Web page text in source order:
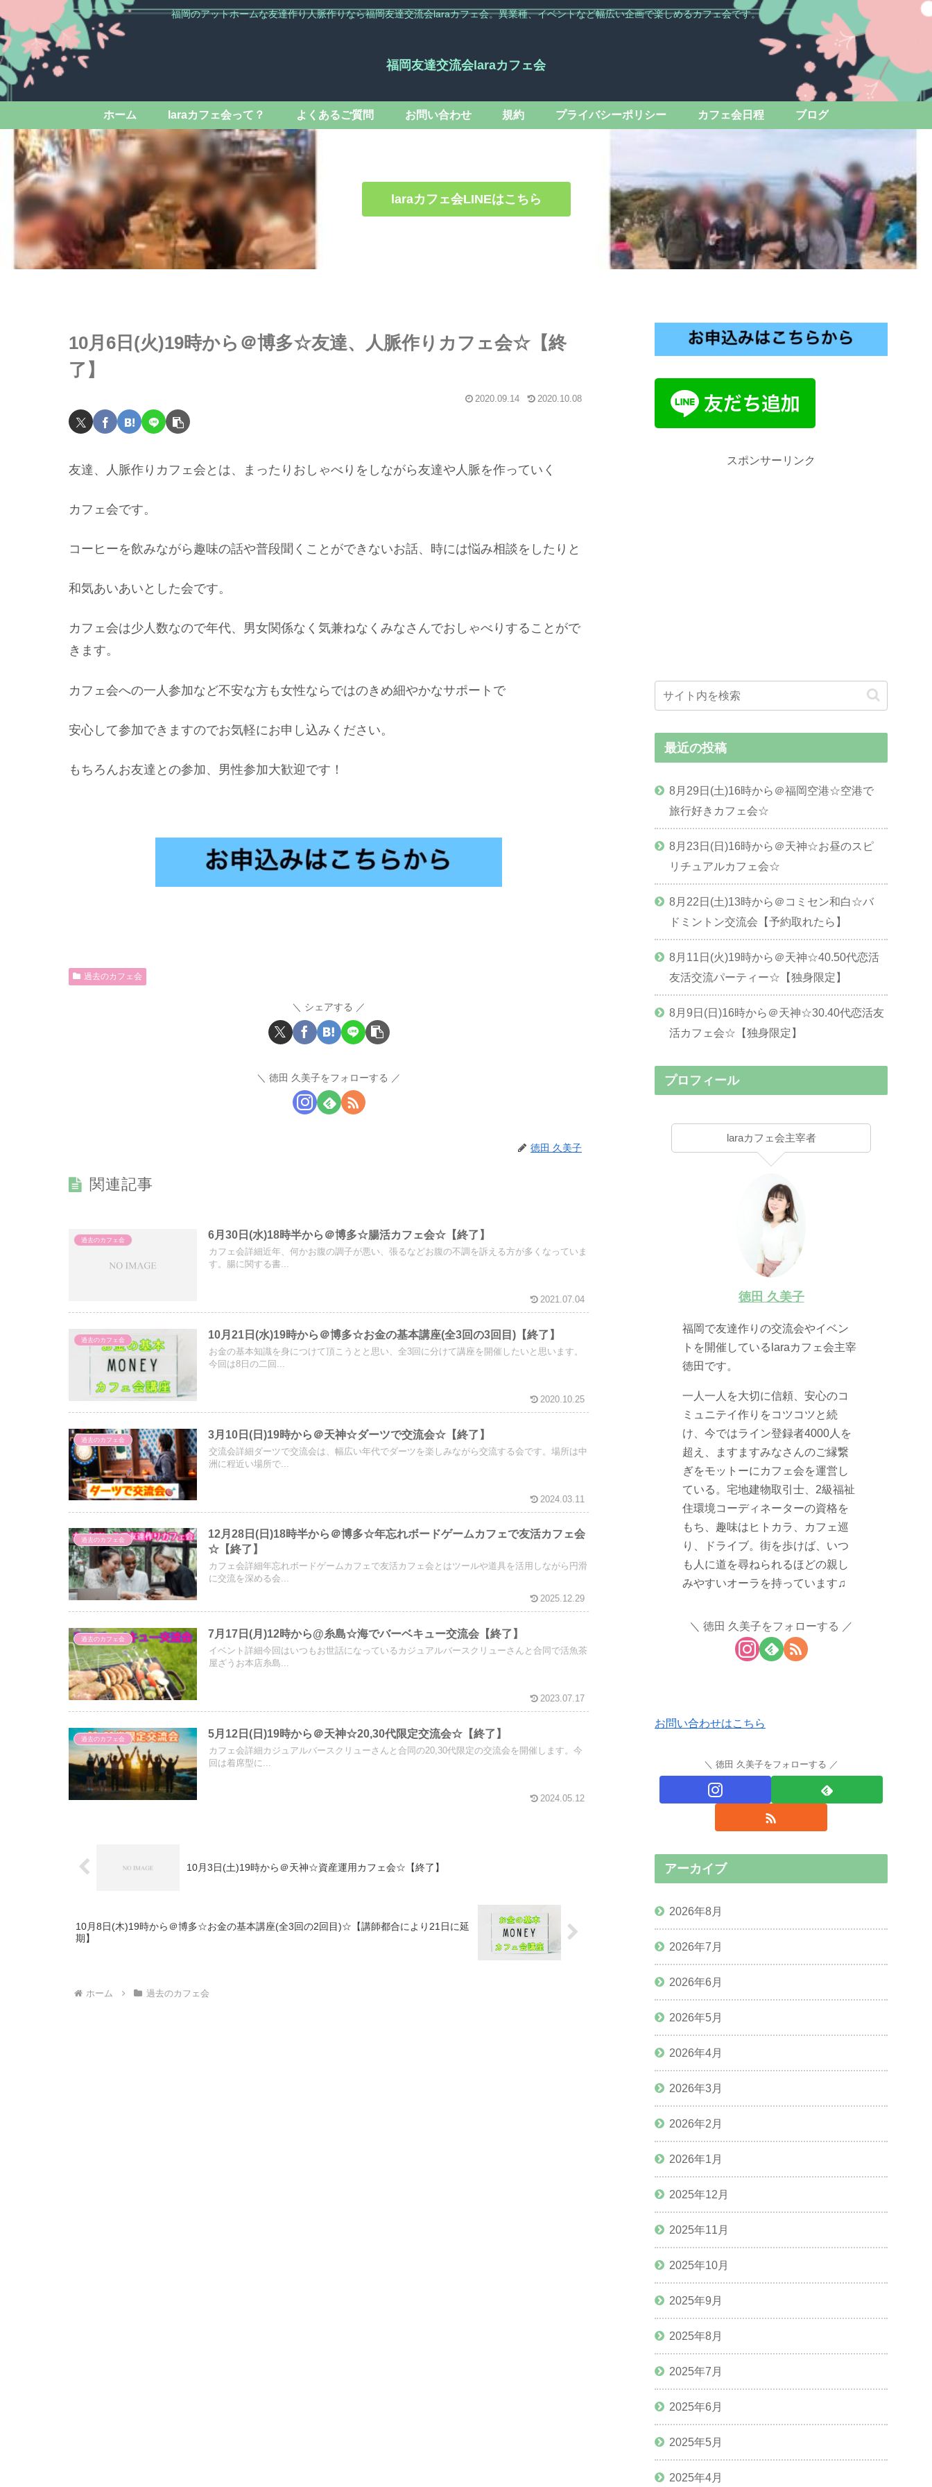
福岡のアットホームな友達作り人脈作りなら福岡友達交流会laraカフェ会。異業種、イベントなど幅広い企画で楽しめるカフェ会です。
福岡友達交流会laraカフェ会
ホーム laraカフェ会って？ よくあるご質問 お問い合わせ 規約 プライバシーポリシー カフェ会日程 ブログ
laraカフェ会LINEはこちら
10月6日(火)19時から＠博多☆友達、人脈作りカフェ会☆【終
了】
2020.09.14 2020.10.08
友達、人脈作りカフェ会とは、まったりおしゃべりをしながら友達や人脈を作っていく
カフェ会です。
コーヒーを飲みながら趣味の話や普段聞くことができないお話、時には悩み相談をしたりと
和気あいあいとした会です。
カフェ会は少人数なので年代、男女関係なく気兼ねなくみなさんでおしゃべりすることがで
きます。
カフェ会への一人参加など不安な方も女性ならではのきめ細やかなサポートで
安心して参加できますのでお気軽にお申し込みください。
もちろんお友達との参加、男性参加大歓迎です！
過去のカフェ会
シェアする
徳田 久美子をフォローする
徳田 久美子
関連記事
過去のカフェ会 6月30日(水)18時半から＠博多☆腸活カフェ会☆【終了】
カフェ会詳細近年、何かお腹の調子が悪い、張るなどお腹の不調を訴える方が多くなっていま
す。腸に関する書...
2021.07.04
過去のカフェ会 10月21日(水)19時から＠博多☆お金の基本講座(全3回の3回目)【終了】
お金の基本知識を身につけて頂こうとと思い、全3回に分けて講座を開催したいと思います。
今回は8日の二回...
2020.10.25
過去のカフェ会 3月10日(日)19時から＠天神☆ダーツで交流会☆【終了】
交流会詳細ダーツで交流会は、幅広い年代でダーツを楽しみながら交流する会です。場所は中
洲に程近い場所で...
2024.03.11
過去のカフェ会
12月28日(日)18時半から＠博多☆年忘れボードゲームカフェで友活カフェ会
☆【終了】
カフェ会詳細年忘れボードゲームカフェで友活カフェ会とはツールや道具を活用しながら円滑
に交流を深める会...
2025.12.29
過去のカフェ会 7月17日(月)12時から@糸島☆海でバーベキュー交流会【終了】
イベント詳細今回はいつもお世話になっているカジュアルバースクリューさんと合同で活魚茶
屋ざうお本店糸島...
2023.07.17
過去のカフェ会 5月12日(日)19時から＠天神☆20,30代限定交流会☆【終了】
カフェ会詳細カジュアルバースクリューさんと合同の20,30代限定の交流会を開催します。今
回は着席型に...
2024.05.12
10月3日(土)19時から＠天神☆資産運用カフェ会☆【終了】
10月8日(木)19時から＠博多☆お金の基本講座(全3回の2回目)☆【講師都合により21日に延
期】
ホーム 過去のカフェ会
スポンサーリンク
最近の投稿
8月29日(土)16時から＠福岡空港☆空港で
旅行好きカフェ会☆
8月23日(日)16時から＠天神☆お昼のスピ
リチュアルカフェ会☆
8月22日(土)13時から＠コミセン和白☆バ
ドミントン交流会【予約取れたら】
8月11日(火)19時から＠天神☆40.50代恋活
友活交流パーティー☆【独身限定】
8月9日(日)16時から＠天神☆30.40代恋活友
活カフェ会☆【独身限定】
プロフィール
laraカフェ会主宰者
徳田 久美子
福岡で友達作りの交流会やイベン
トを開催しているlaraカフェ会主宰
徳田です。
一人一人を大切に信頼、安心のコ
ミュニテイ作りをコツコツと続
け、今ではライン登録者4000人を
超え、ますますみなさんのご縁繋
ぎをモットーにカフェ会を運営し
ている。宅地建物取引士、2級福祉
住環境コーディネーターの資格を
もち、趣味はヒトカラ、カフェ巡
り、ドライブ。街を歩けば、いつ
も人に道を尋ねられるほどの親し
みやすいオーラを持っています♫
徳田 久美子をフォローする
お問い合わせはこちら
徳田 久美子をフォローする
アーカイブ
2026年8月
2026年7月
2026年6月
2026年5月
2026年4月
2026年3月
2026年2月
2026年1月
2025年12月
2025年11月
2025年10月
2025年9月
2025年8月
2025年7月
2025年6月
2025年5月
2025年4月